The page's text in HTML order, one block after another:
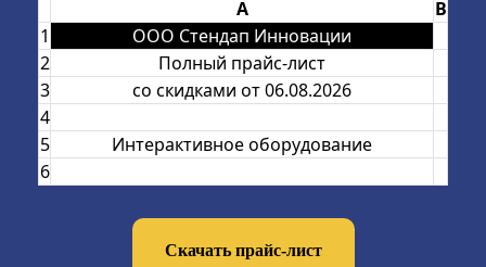
A
B
1
ООО Стендап Инновации
2
Полный прайс-лист
3
со скидками от 06.08.2026
4
5
Интерактивное оборудование
6
Скачать прайс-лист